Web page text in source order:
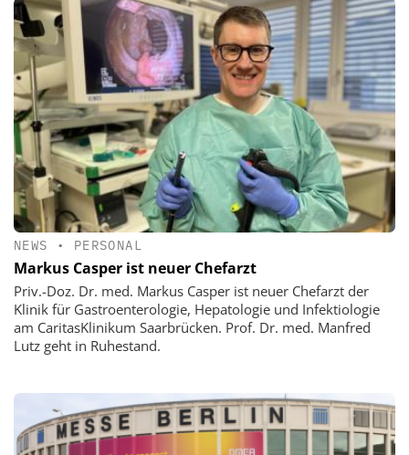
NEWS • PERSONAL
Markus Casper ist neuer Chefarzt
Priv.-Doz. Dr. med. Markus Casper ist neuer Chefarzt der
Klinik für Gastroenterologie, Hepatologie und Infektiologie
am CaritasKlinikum Saarbrücken. Prof. Dr. med. Manfred
Lutz geht in Ruhestand.